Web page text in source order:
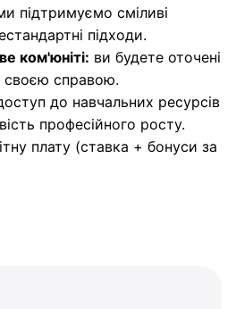
підтримуємо сміливі
підходи.
ком'юніті: ви будете оточені
своєю справою.
до навчальних ресурсів
професійного росту.
плату (ставка + бонуси за